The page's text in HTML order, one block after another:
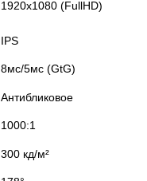
1920x1080 (FullHD)
IPS
8мс/5мс (GtG)
Антибликовое
1000:1
300 кд/м²